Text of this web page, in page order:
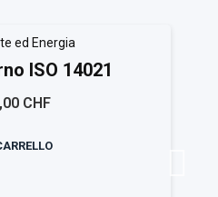
ed Energia
ISO 14021
CHF